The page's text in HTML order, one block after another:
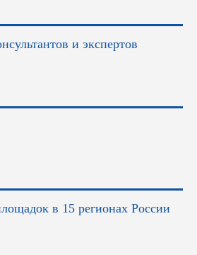
и экспертов
в 15 регионах России